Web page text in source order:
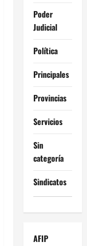
Poder
Judicial
Política
Principales
Provincias
Servicios
Sin
categoría
Sindicatos
AFIP